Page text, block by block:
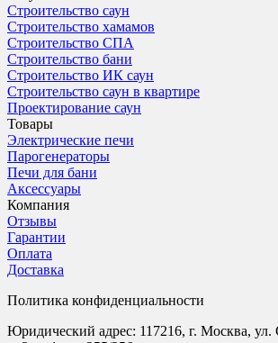
Строительство саун
Строительство хамамов
Строительство СПА
Строительство бани
Строительство ИК саун
Строительство саун в квартире
Проектирование саун
Товары
Электрические печи
Парогенераторы
Печи для бани
Аксессуары
Компания
Отзывы
Гарантии
Оплата
Доставка
Политика конфиденциальности
Юридический адрес: 117216, г. Москва, ул.